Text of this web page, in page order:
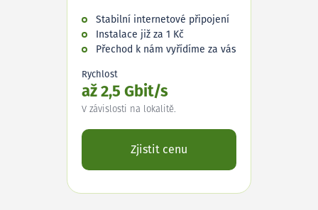
Stabilní internetové připojení
Instalace již za 1 Kč
Přechod k nám vyřídíme za vás
Rychlost
až 2,5 Gbit/s
V závislosti na lokalitě.
Zjistit cenu